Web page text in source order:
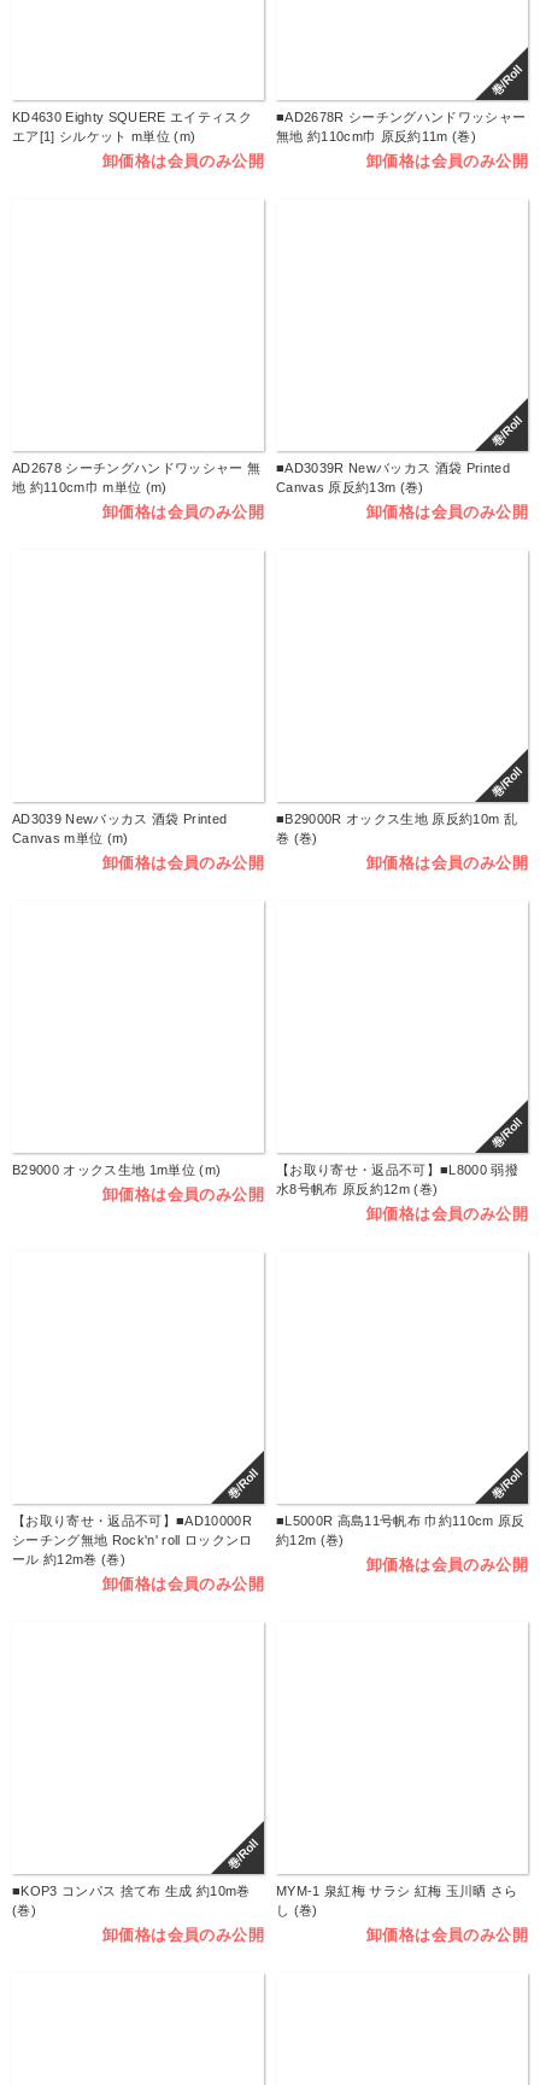
KD4630 Eighty SQUERE エイティスク
エア[1] シルケット m単位 (m)
卸価格は会員のみ公開
巻/Roll
■AD2678R シーチングハンドワッシャー
無地 約110cm巾 原反約11m (巻)
卸価格は会員のみ公開
AD2678 シーチングハンドワッシャー 無
地 約110cm巾 m単位 (m)
卸価格は会員のみ公開
巻/Roll
■AD3039R Newバッカス 酒袋 Printed
Canvas 原反約13m (巻)
卸価格は会員のみ公開
AD3039 Newバッカス 酒袋 Printed
Canvas m単位 (m)
卸価格は会員のみ公開
巻/Roll
■B29000R オックス生地 原反約10m 乱
巻 (巻)
卸価格は会員のみ公開
B29000 オックス生地 1m単位 (m)
卸価格は会員のみ公開
巻/Roll
【お取り寄せ・返品不可】■L8000 弱撥
水8号帆布 原反約12m (巻)
卸価格は会員のみ公開
巻/Roll
【お取り寄せ・返品不可】■AD10000R
シーチング無地 Rock'n' roll ロックンロ
ール 約12m巻 (巻)
卸価格は会員のみ公開
巻/Roll
■L5000R 高島11号帆布 巾約110cm 原反
約12m (巻)
卸価格は会員のみ公開
巻/Roll
■KOP3 コンパス 捨て布 生成 約10m巻
(巻)
卸価格は会員のみ公開
MYM-1 泉紅梅 サラシ 紅梅 玉川晒 さら
し (巻)
卸価格は会員のみ公開